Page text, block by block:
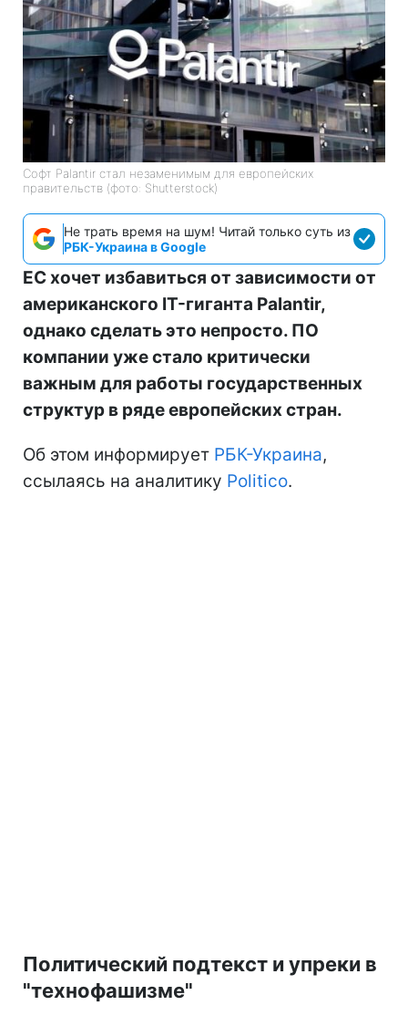
Софт Palantir стал незаменимым для европейских
правительств (фото: Shutterstock)
Не трать время на шум! Читай только суть из
РБК-Украина в Google
ЕС хочет избавиться от зависимости от
американского IT-гиганта Palantir,
однако сделать это непросто. ПО
компании уже стало критически
важным для работы государственных
структур в ряде европейских стран.
Об этом информирует РБК-Украина,
ссылаясь на аналитику Politico.
Политический подтекст и упреки в
"технофашизме"